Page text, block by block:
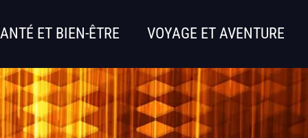
ET BIEN-ÊTRE VOYAGE ET AVENTURE